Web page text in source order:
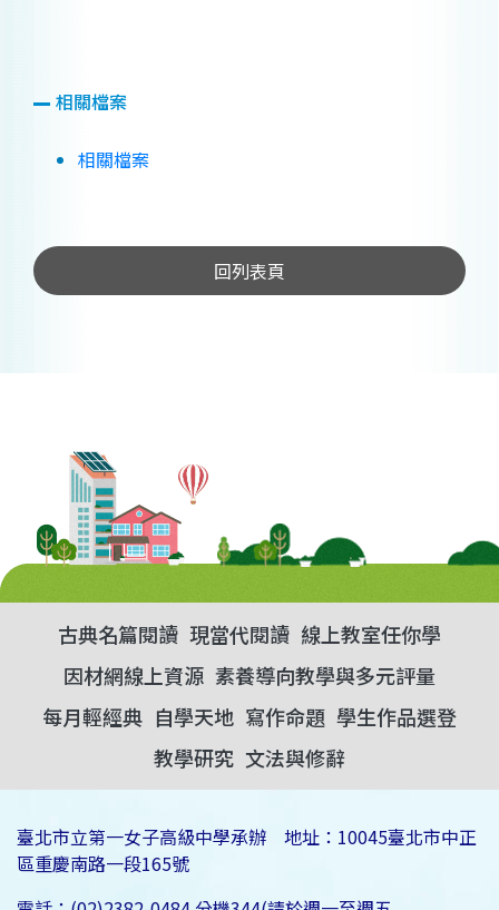
相關檔案
相關檔案
回列表頁
古典名篇閱讀 現當代閱讀 線上教室任你學
因材網線上資源 素養導向教學與多元評量
每月輕經典 自學天地 寫作命題 學生作品選登
教學研究 文法與修辭
臺北市立第一女子高級中學承辦 地址：10045臺北市中正
區重慶南路一段165號